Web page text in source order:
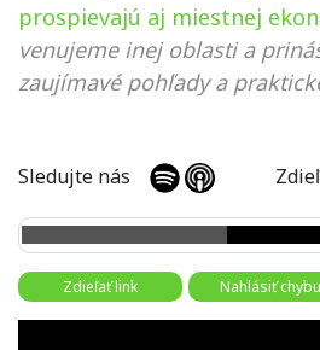
prospievajú aj miestnej
venujeme inej oblasti a
zaujímavé pohľady a
Sledujte nás
Zdieľať link Nahlásiť chybu